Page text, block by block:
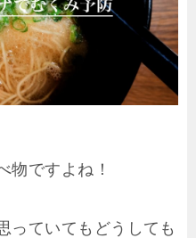
物ですよね！
っていてもどうしても